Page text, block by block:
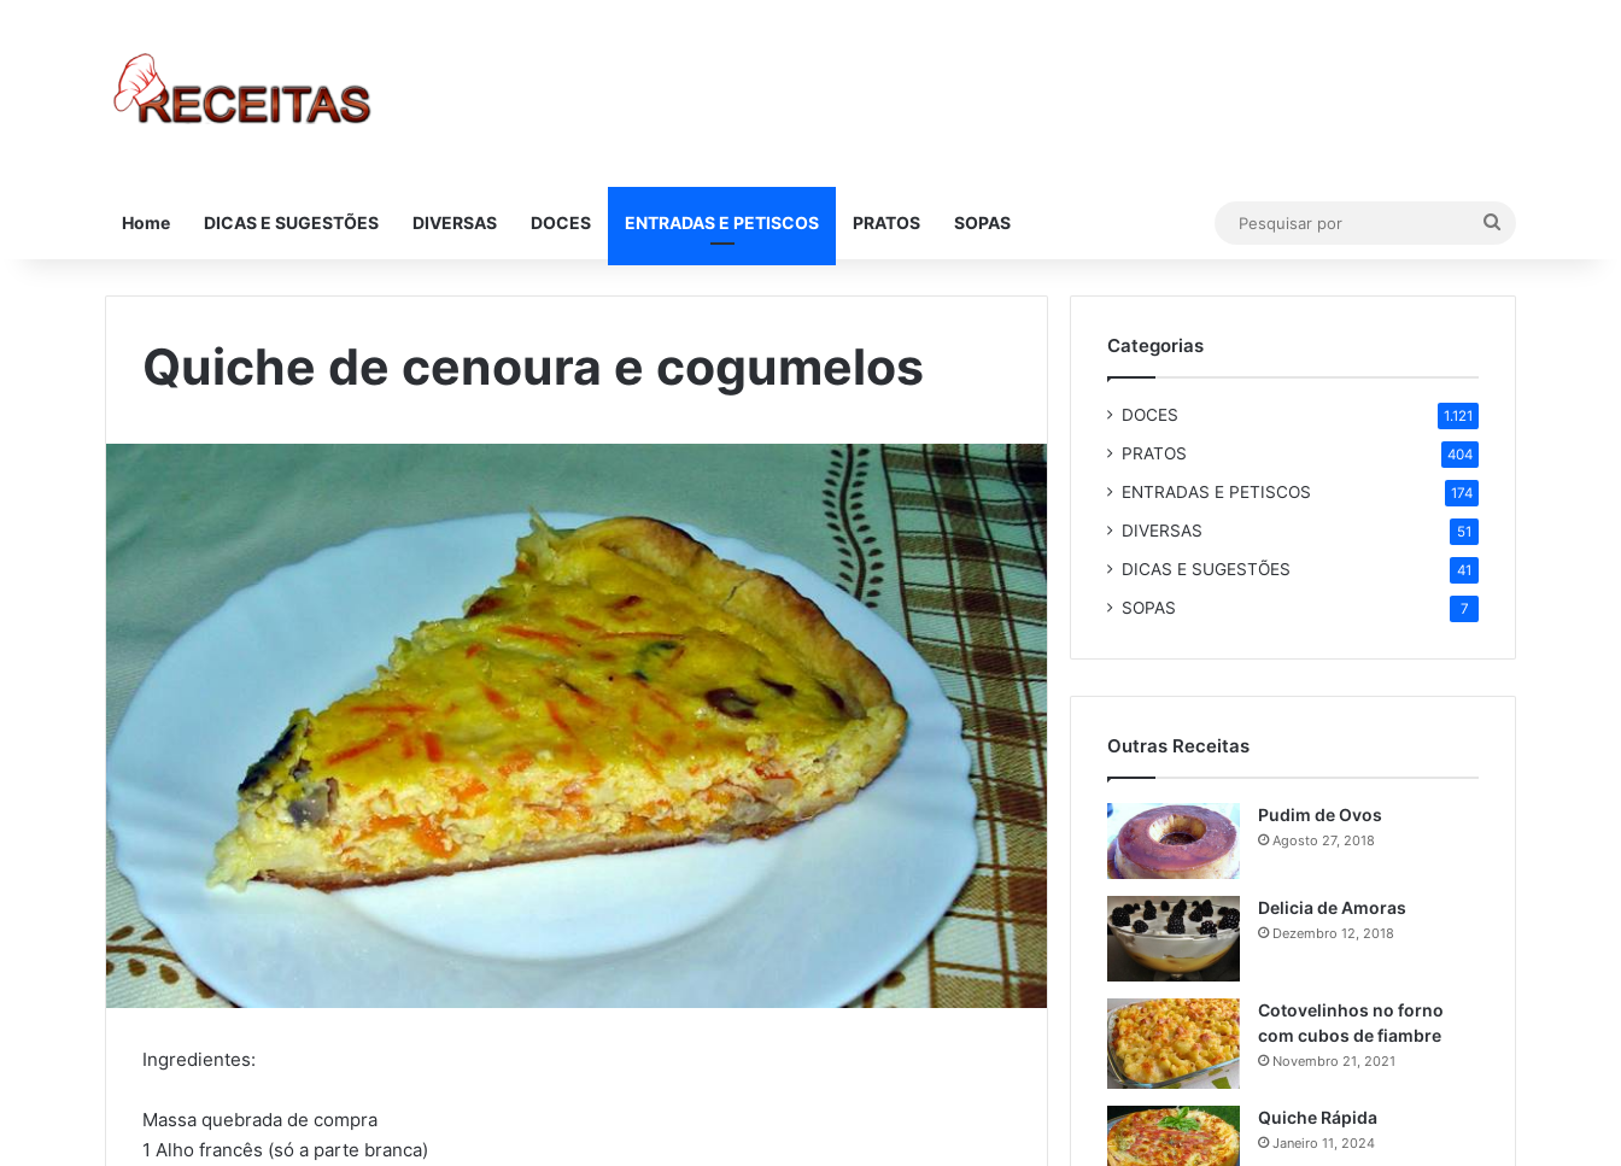
Home DICAS E SUGESTÕES DIVERSAS DOCES ENTRADAS E PETISCOS PRATOS SOPAS
Quiche de cenoura e cogumelos
Ingredientes:
Massa quebrada de compra
1 Alho francês (só a parte branca)
Categorias
DOCES 1.121
PRATOS 404
ENTRADAS E PETISCOS 174
DIVERSAS 51
DICAS E SUGESTÕES 41
SOPAS 7
Outras Receitas
Pudim de Ovos
Agosto 27, 2018
Delicia de Amoras
Dezembro 12, 2018
Cotovelinhos no forno
com cubos de fiambre
Novembro 21, 2021
Quiche Rápida
Janeiro 11, 2024